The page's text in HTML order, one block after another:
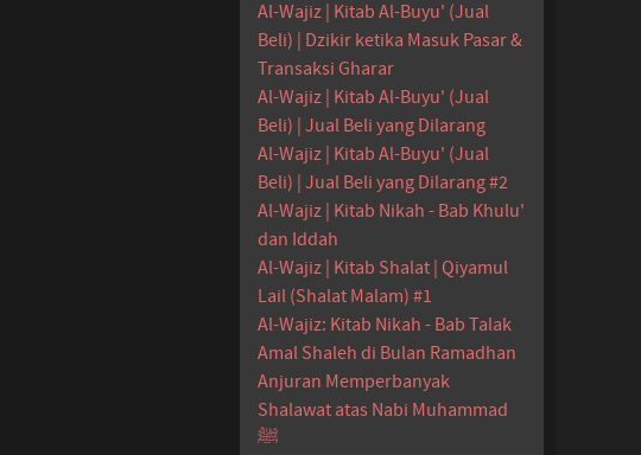
Al-Wajiz | Kitab Al-Buyu' (Jual
Beli) | Dzikir ketika Masuk Pasar &
Transaksi Gharar
Al-Wajiz | Kitab Al-Buyu' (Jual
Beli) | Jual Beli yang Dilarang
Al-Wajiz | Kitab Al-Buyu' (Jual
Beli) | Jual Beli yang Dilarang #2
Al-Wajiz | Kitab Nikah - Bab Khulu'
dan Iddah
Al-Wajiz | Kitab Shalat | Qiyamul
Lail (Shalat Malam) #1
Al-Wajiz: Kitab Nikah - Bab Talak
Amal Shaleh di Bulan Ramadhan
Anjuran Memperbanyak
Shalawat atas Nabi Muhammad
ﷺ